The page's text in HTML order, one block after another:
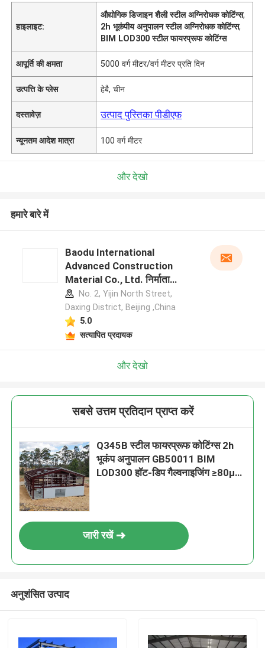
हाइलाइट:
औद्योगिक डिजाइन शैली स्टील अग्निरोधक कोटिंग्स,
2h भूकंपीय अनुपालन स्टील अग्निरोधक कोटिंग्स,
BIM LOD300 स्टील फायरप्रूफ कोटिंग्स
आपूर्ति की क्षमता 5000 वर्ग मीटर/वर्ग मीटर प्रति दिन
उत्पत्ति के प्लेस हेबै, चीन
दस्तावेज़ उत्पाद पुस्तिका पीडीएफ
न्यूनतम आदेश मात्रा 100 वर्ग मीटर
और देखो
हमारे बारे में
Baodu International
Advanced Construction
Material Co., Ltd. निर्माता
प्रोफ़ाइलNo. 2, Yijin North Street,
Daxing District, Beijing ,China
5.0
सत्यापित प्रदायक
और देखो
सबसे उत्तम प्रतिदान प्राप्त करें
Q345B स्टील फायरप्रूफ कोटिंग्स 2h
भूकंप अनुपालन GB50011 BIM
LOD300 हॉट-डिप गैल्वनाइजिंग ≥80μM
जारी रखें
अनुशंसित उत्पाद